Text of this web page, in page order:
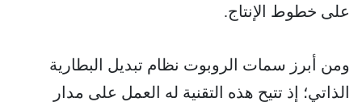
على خطوط الإنتاج.
ومن أبرز سمات الروبوت نظام تبديل البطارية
الذاتي؛ إذ تتيح هذه التقنية له العمل على مدار